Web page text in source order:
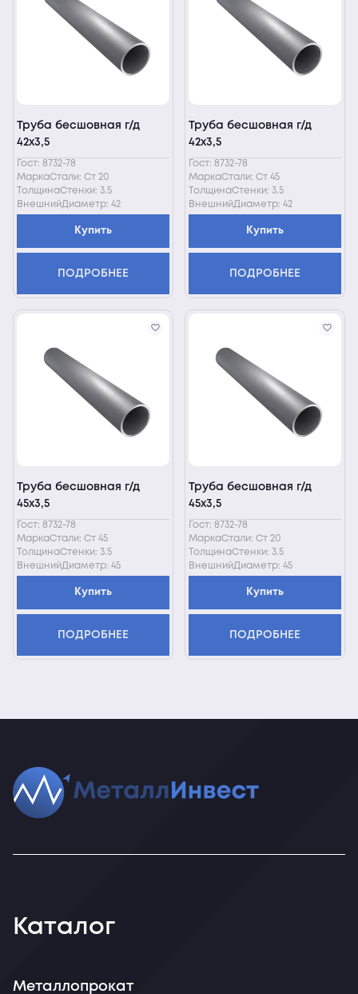
Труба бесшовная г/д
42х3,5
Гост: 8732-78
МаркаСтали: Ст 20
ТолщинаСтенки: 3.5
ВнешнийДиаметр: 42
Купить
ПОДРОБНЕЕ
Труба бесшовная г/д
42х3,5
Гост: 8732-78
МаркаСтали: Ст 45
ТолщинаСтенки: 3.5
ВнешнийДиаметр: 42
Купить
ПОДРОБНЕЕ
Труба бесшовная г/д
45х3,5
Гост: 8732-78
МаркаСтали: Ст 45
ТолщинаСтенки: 3.5
ВнешнийДиаметр: 45
Купить
ПОДРОБНЕЕ
Труба бесшовная г/д
45х3,5
Гост: 8732-78
МаркаСтали: Ст 20
ТолщинаСтенки: 3.5
ВнешнийДиаметр: 45
Купить
ПОДРОБНЕЕ
Каталог
Металлопрокат